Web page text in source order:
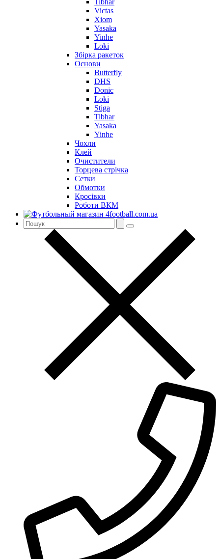
Tibhar
Victas
Xiom
Yasaka
Yinhe
Loki
Збірка ракеток
Основи
Butterfly
DHS
Donic
Loki
Stiga
Tibhar
Yasaka
Yinhe
Чохли
Клей
Очистители
Торцева стрічка
Сетки
Обмотки
Кросівки
Роботи ВКМ